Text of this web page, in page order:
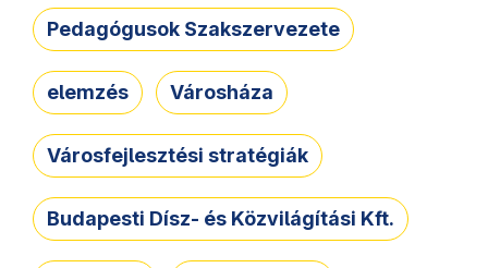
Pedagógusok Szakszervezete
elemzés Városháza
Városfejlesztési stratégiák
Budapesti Dísz- és Közvilágítási Kft.